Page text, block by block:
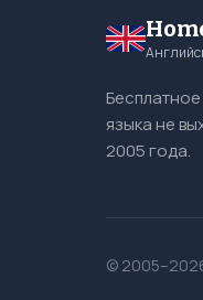
языка не
2005 года.
©